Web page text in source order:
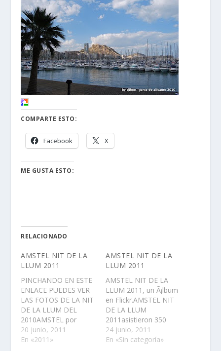
COMPARTE ESTO:
Facebook X
ME GUSTA ESTO:
RELACIONADO
AMSTEL NIT DE LA
LLUM 2011
PINCHANDO EN ESTE
ENLACE PUEDES VER
LAS FOTOS DE LA NIT
DE LA LLUM DEL
2010AMSTEL por
tercer aÃ±o
consecutivo y
20 junio, 2011
En «2011»
AMSTEL NIT DE LA
LLUM 2011
AMSTEL NIT DE LA
LLUM 2011, un Ã¡lbum
en Flickr.AMSTEL NIT
DE LA LLUM
2011asistieron 350
personas, hubo
catering, mÃºsica y
24 junio, 2011
En «Sin categoría»